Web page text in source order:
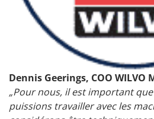
Dennis Geerings, COO
„Pour nous, il est important
puissions travailler avec les